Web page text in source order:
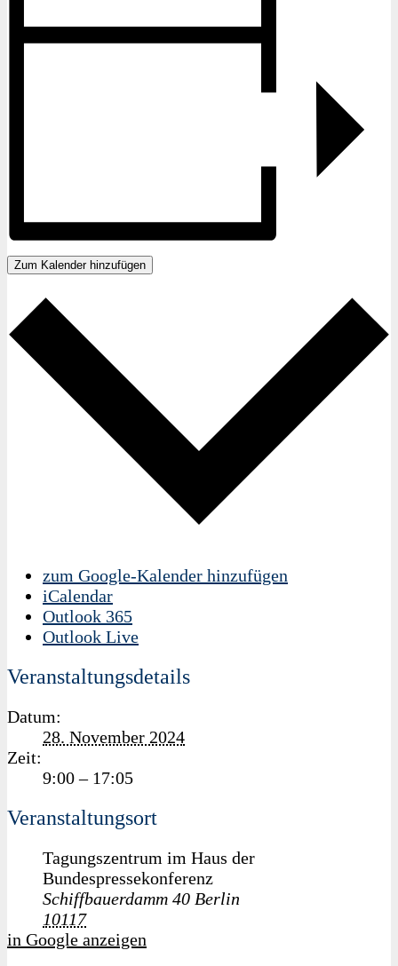
Zum Kalender hinzufügen
zum Google-Kalender hinzufügen
iCalendar
Outlook 365
Outlook Live
Veranstaltungsdetails
Datum:
28. November 2024
Zeit:
9:00 – 17:05
Veranstaltungsort
Tagungszentrum im Haus der
Bundespressekonferenz
Schiffbauerdamm 40 Berlin
10117
in Google anzeigen